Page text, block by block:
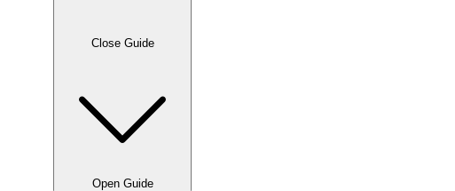
Close Guide
Open Guide